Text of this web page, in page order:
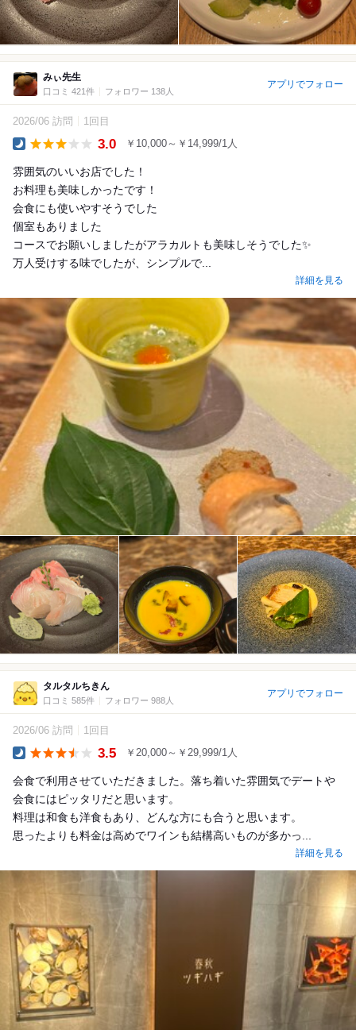
みぃ先生
口コミ 421件 フォロワー 138人
アプリでフォロー
2026/06 訪問 1回目
3.0 ￥10,000～￥14,999/1人
雰囲気のいいお店でした！
お料理も美味しかったです！
会食にも使いやすそうでした
個室もありました
コースでお願いしましたがアラカルトも美味しそうでした✨
万人受けする味でしたが、シンプルで...
詳細を見る
タルタルちきん
口コミ 585件 フォロワー 988人
アプリでフォロー
2026/06 訪問 1回目
3.5 ￥20,000～￥29,999/1人
会食で利用させていただきました。落ち着いた雰囲気でデートや
会食にはピッタリだと思います。
料理は和食も洋食もあり、どんな方にも合うと思います。
思ったよりも料金は高めでワインも結構高いものが多かっ...
詳細を見る